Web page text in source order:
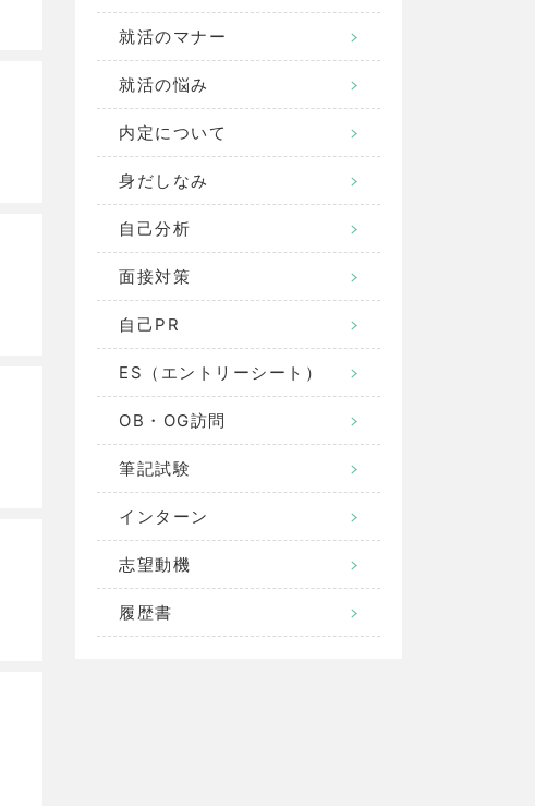
就活のマナー
就活の悩み
内定について
身だしなみ
自己分析
面接対策
自己PR
ES（エントリーシート）
OB・OG訪問
筆記試験
インターン
志望動機
履歴書